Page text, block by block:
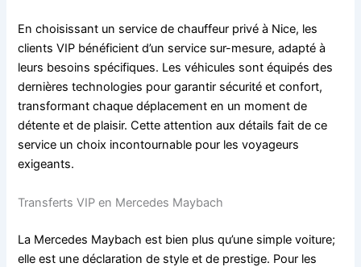
En choisissant un service de chauffeur privé à Nice, les
clients VIP bénéficient d’un service sur-mesure, adapté à
leurs besoins spécifiques. Les véhicules sont équipés des
dernières technologies pour garantir sécurité et confort,
transformant chaque déplacement en un moment de
détente et de plaisir. Cette attention aux détails fait de ce
service un choix incontournable pour les voyageurs
exigeants.
Transferts VIP en Mercedes Maybach
La Mercedes Maybach est bien plus qu’une simple voiture;
elle est une déclaration de style et de prestige. Pour les